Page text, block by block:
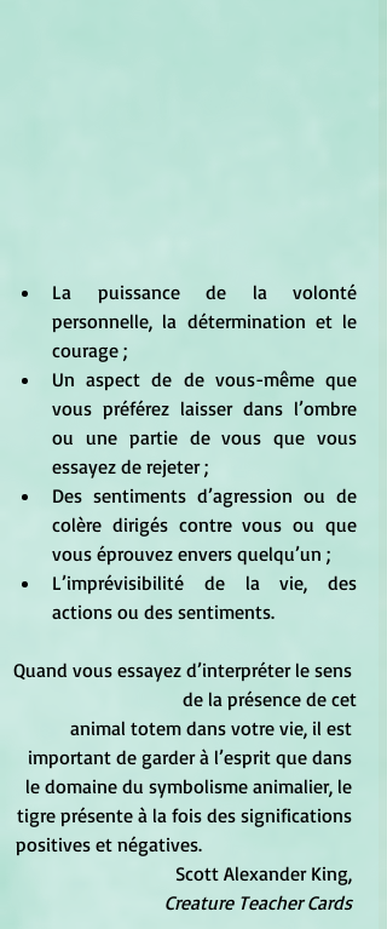
La puissance de la volonté
personnelle, la détermination et le
courage ;
Un aspect de de vous-même que
vous préférez laisser dans l’ombre
ou une partie de vous que vous
essayez de rejeter ;
Des sentiments d’agression ou de
colère dirigés contre vous ou que
vous éprouvez envers quelqu’un ;
L’imprévisibilité de la vie, des
actions ou des sentiments.
Quand vous essayez d’interpréter le sens
de la présence de cet
animal totem dans votre vie, il est
important de garder à l’esprit que dans
le domaine du symbolisme animalier, le
tigre présente à la fois des significations
positives et négatives.
                            Scott Alexander King,
Creature Teacher Cards